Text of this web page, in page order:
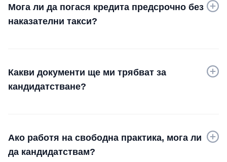
Мога ли да погася кредита предсрочно без
наказателни такси?
Какви документи ще ми трябват за
кандидатстване?
Ако работя на свободна практика, мога ли
да кандидатствам?